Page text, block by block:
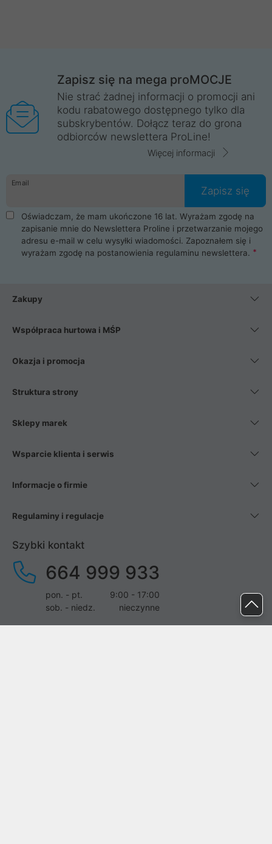
Zapisz się na mega proMOCJE
Nie strać żadnej informacji o promocji ani
kodu rabatowego dostępnego tylko dla
subskrybentów. Dołącz teraz do grona
odbiorców newslettera ProLine!
Więcej informacji
Email
Zapisz się
Oświadczam, że mam ukończone 16 lat. Wyrażam zgodę na
zapisanie mnie do Newslettera Proline i przetwarzanie mojego
adresu e-mail w celu wysyłki wiadomości. Zapoznałem się i
wyrażam zgodę na postanowienia regulaminu newslettera.
Zakupy
Współpraca hurtowa i MŚP
Okazja i promocja
Struktura strony
Sklepy marek
Wsparcie klienta i serwis
Informacje o firmie
Regulaminy i regulacje
Szybki kontakt
664 999 933
pon. - pt.
9:00 - 17:00
sob. - niedz.
nieczynne